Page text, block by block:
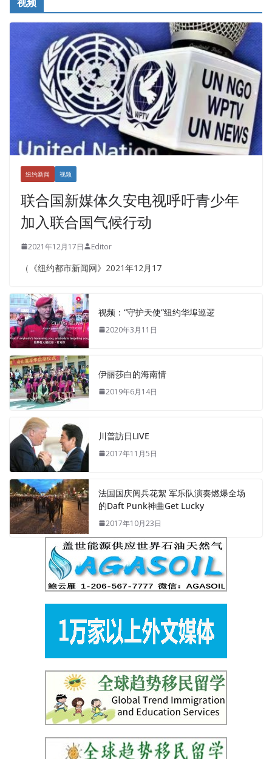
纽约新闻 视频
联合国新媒体久安电视呼吁青少年
加入联合国气候行动
2021年12月17日 Editor
（《纽约都市新闻网》2021年12月17
视频：“守护天使”纽约华埠巡逻
2020年3月11日
伊丽莎白的海南情
2019年6月14日
川普訪日LIVE
2017年11月5日
法国国庆阅兵花絮 军乐队演奏燃爆全场
的Daft Punk神曲Get Lucky
2017年10月23日